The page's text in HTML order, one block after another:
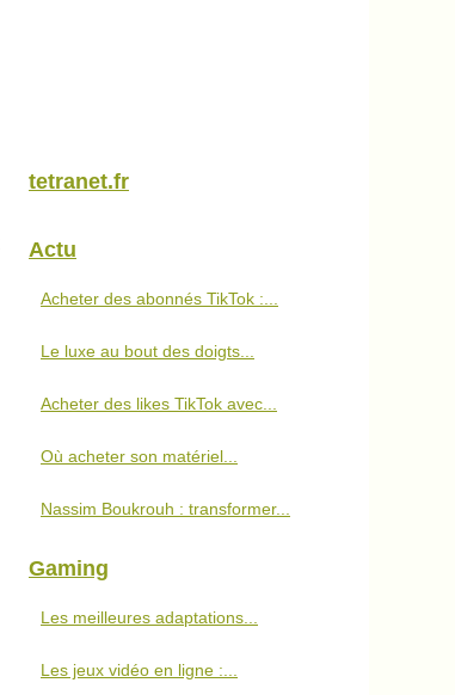
tetranet.fr
Actu
Acheter des abonnés TikTok :...
Le luxe au bout des doigts...
Acheter des likes TikTok avec...
Où acheter son matériel...
Nassim Boukrouh : transformer...
Gaming
Les meilleures adaptations...
Les jeux vidéo en ligne :...